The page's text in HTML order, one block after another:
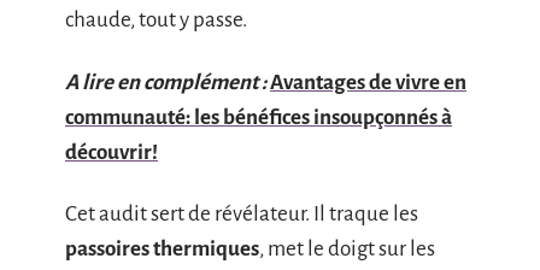
chaude, tout y passe.
A lire en complément :Avantages de vivre en
communauté: les bénéfices insoupçonnés à
découvrir!
Cet audit sert de révélateur. Il traque les
passoires thermiques, met le doigt sur les